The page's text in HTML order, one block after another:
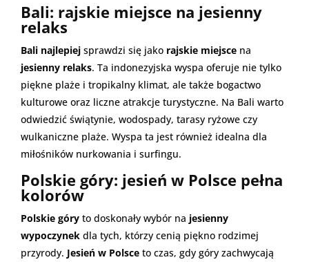
Bali: rajskie miejsce na jesienny
relaks
Bali najlepiej sprawdzi się jako rajskie miejsce na
jesienny relaks. Ta indonezyjska wyspa oferuje nie tylko
piękne plaże i tropikalny klimat, ale także bogactwo
kulturowe oraz liczne atrakcje turystyczne. Na Bali warto
odwiedzić świątynie, wodospady, tarasy ryżowe czy
wulkaniczne plaże. Wyspa ta jest również idealna dla
miłośników nurkowania i surfingu.
Polskie góry: jesień w Polsce pełna
kolorów
Polskie góry to doskonały wybór na jesienny
wypoczynek dla tych, którzy cenią piękno rodzimej
przyrody. Jesień w Polsce to czas, gdy góry zachwycają